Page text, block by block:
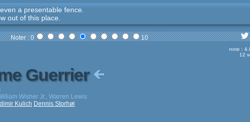
a presentable fence.
out of this place.
Noter : 0 10
note :
12
Guerrier
Wisher Jr., Warren Lewis
Kulich Dennis Storhøi